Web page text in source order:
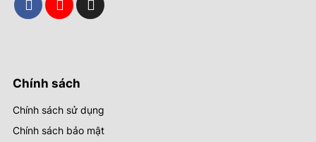
Chính sách
Chính sách sử dụng
Chính sách bảo mật